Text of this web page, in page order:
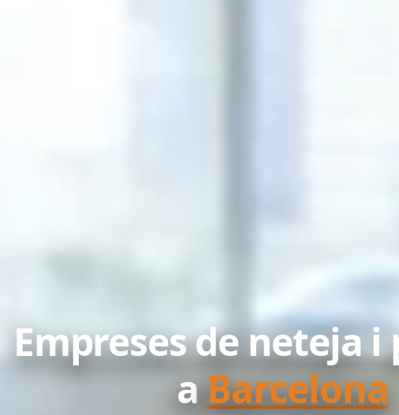
Empreses de neteja
aBarcelona